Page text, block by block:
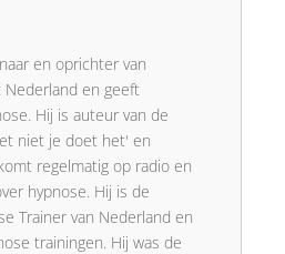
en oprichter van
en geeft
Hij is auteur van de
niet je doet het' en
regelmatig op radio en
hypnose. Hij is de
Trainer van Nederland en
trainingen. Hij was de